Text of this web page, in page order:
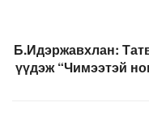
Б.Идэржавхлан:
үүдэж “Чимээтэй